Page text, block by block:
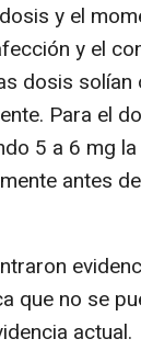
y el
y el
dosis
Para el
5 a 6 mg
antes
que no se
actual.